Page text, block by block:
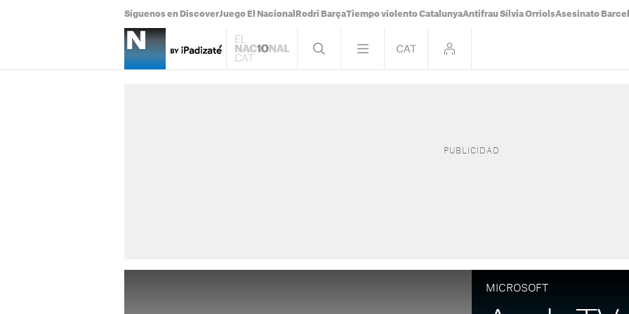
Síguenos en DiscoverJuego El Nacional Rodri BarçaTiempo violento CatalunyaAntifrau Sílvia OrriolsAsesinato
MICROSOFT